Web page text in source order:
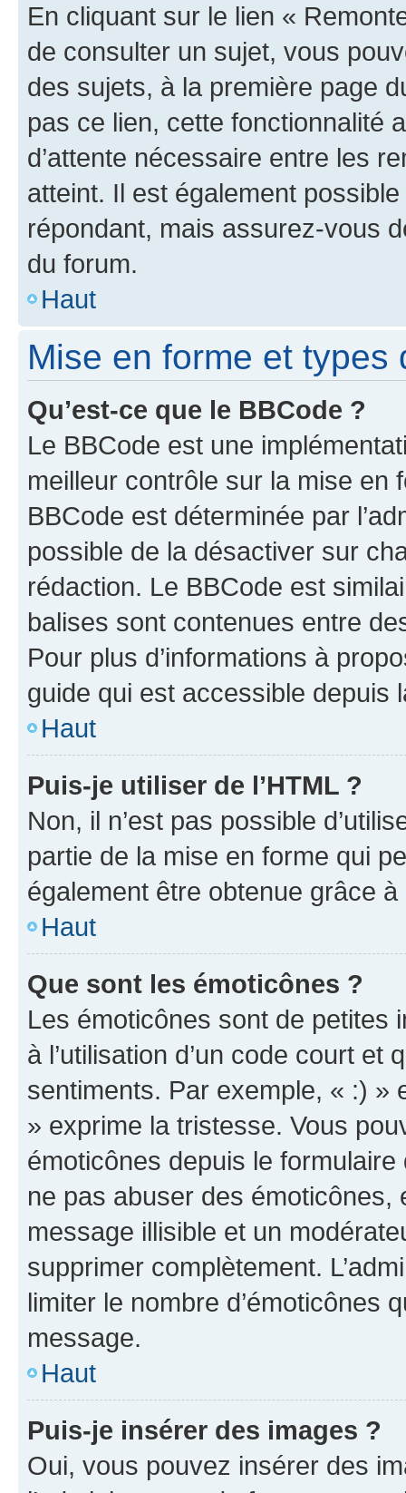
En cliquant sur le lien «
de consulter un sujet, vous
des sujets, à la première page
pas ce lien, cette fonctionnalité
d’attente nécessaire entre les
atteint. Il est également
répondant, mais assurez-vous
du forum.
Haut
Mise en forme et types
Qu’est-ce que le BBCode ?
Le BBCode est une
meilleur contrôle sur la mise en
BBCode est déterminée par
possible de la désactiver sur
rédaction. Le BBCode est
balises sont contenues entre
Pour plus d’informations à
guide qui est accessible depuis
Haut
Puis-je utiliser de l’HTML ?
Non, il n’est pas possible
partie de la mise en forme qui
également être obtenue grâce à
Haut
Que sont les émoticônes ?
Les émoticônes sont de petites
à l’utilisation d’un code court et
sentiments. Par exemple, « :) »
» exprime la tristesse. Vous
émoticônes depuis le
ne pas abuser des
message illisible et un
supprimer complètement.
limiter le nombre d’émoticônes
message.
Haut
Puis-je insérer des images ?
Oui, vous pouvez insérer des